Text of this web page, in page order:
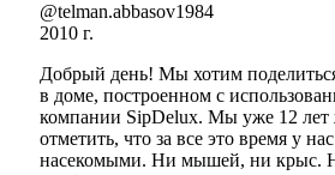
@telman.abbasov1984
2010 г.
Добрый день! Мы хотим
в доме, построенном с
компании SipDelux. Мы уже 12 лет
отметить, что за все это время у
насекомыми. Ни мышей, ни крыс.